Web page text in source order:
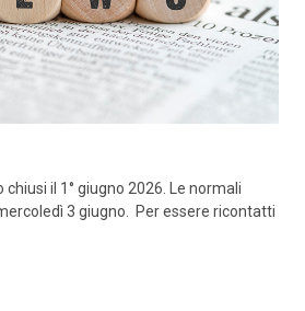
chiusi il 1° giugno 2026. Le normali
3 giugno. Per essere ricontatti